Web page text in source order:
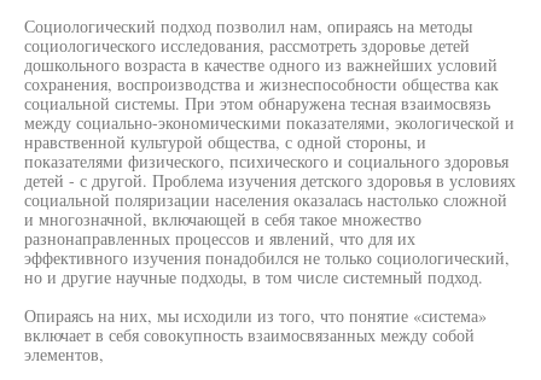
Социологический подход позволил нам, опираясь на методы
социологического исследования, рассмотреть здоровье детей
дошкольного возраста в качестве одного из важнейших условий
сохранения, воспроизводства и жизнеспособности общества как
социальной системы. При этом обнаружена тесная взаимосвязь
между социально-экономическими показателями, экологической и
нравственной культурой общества, с одной стороны, и
показателями физического, психического и социального здоровья
детей - с другой. Проблема изучения детского здоровья в условиях
социальной поляризации населения оказалась настолько сложной
и многозначной, включающей в себя такое множество
разнонаправленных процессов и явлений, что для их
эффективного изучения понадобился не только социологический,
но и другие научные подходы, в том числе системный подход.
Опираясь на них, мы исходили из того, что понятие «система»
включает в себя совокупность взаимосвязанных между собой
элементов,